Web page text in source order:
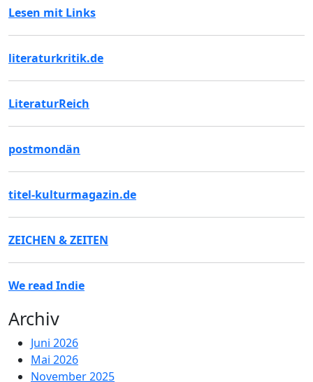
Lesen mit Links
literaturkritik.de
LiteraturReich
postmondän
titel-kulturmagazin.de
ZEICHEN & ZEITEN
We read Indie
Archiv
Juni 2026
Mai 2026
November 2025